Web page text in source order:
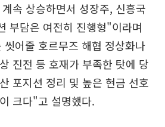
속 상승하면서 성장주, 신흥국
부담은 여전히 진행형"이라며
씻어줄 호르무즈 해협 정상화나
진전 등 호재가 부족한 탓에 당
포지션 정리 및 높은 현금 선호
크다"고 설명했다.